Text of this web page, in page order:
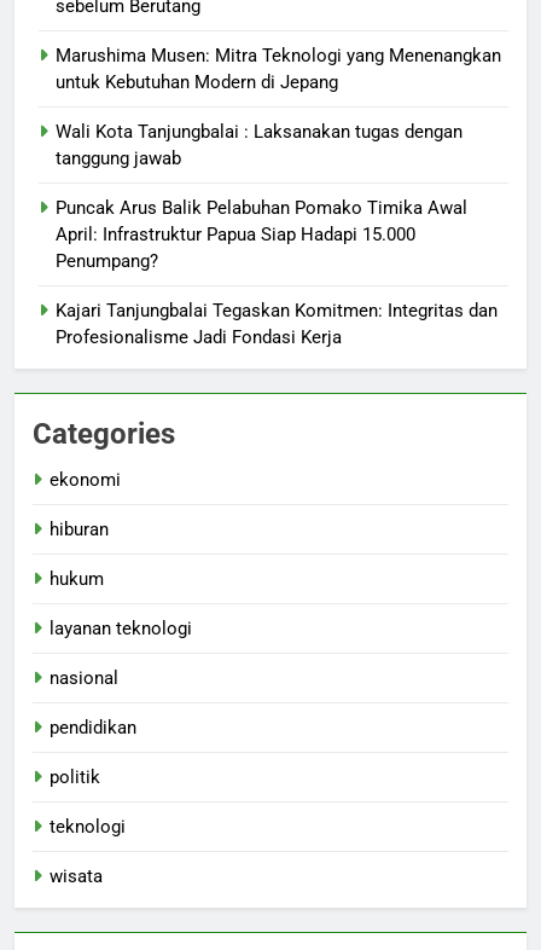
sebelum Berutang
Marushima Musen: Mitra Teknologi yang Menenangkan
untuk Kebutuhan Modern di Jepang
Wali Kota Tanjungbalai : Laksanakan tugas dengan
tanggung jawab
Puncak Arus Balik Pelabuhan Pomako Timika Awal
April: Infrastruktur Papua Siap Hadapi 15.000
Penumpang?
Kajari Tanjungbalai Tegaskan Komitmen: Integritas dan
Profesionalisme Jadi Fondasi Kerja
Categories
ekonomi
hiburan
hukum
layanan teknologi
nasional
pendidikan
politik
teknologi
wisata